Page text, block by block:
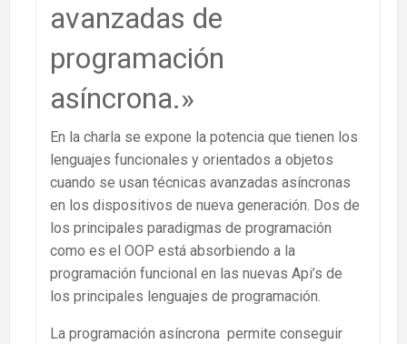
avanzadas de
programación
asíncrona.»
En la charla se expone la potencia que tienen los
lenguajes funcionales y orientados a objetos
cuando se usan técnicas avanzadas asíncronas
en los dispositivos de nueva generación. Dos de
los principales paradigmas de programación
como es el OOP está absorbiendo a la
programación funcional en las nuevas Api’s de
los principales lenguajes de programación.
La programación asíncrona permite conseguir